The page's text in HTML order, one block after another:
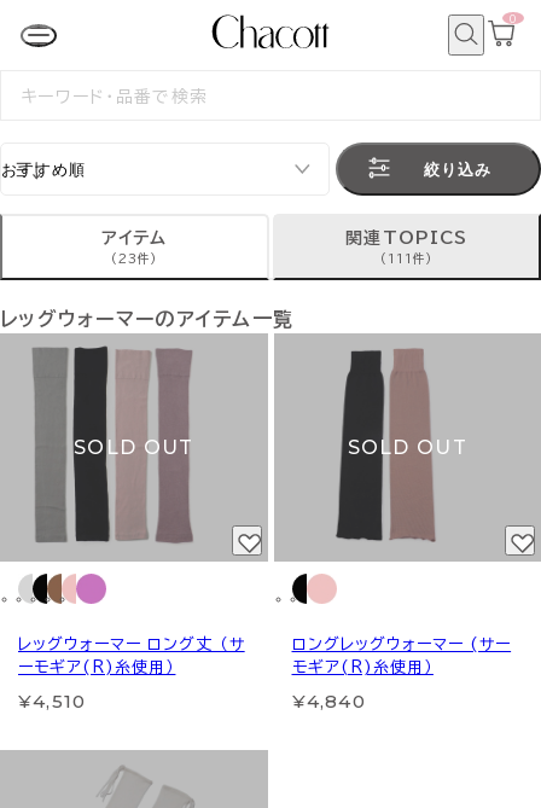
カ
0
検
絞り込み
アイテム
(23件)
関連TOPICS
(111件)
レッグウォーマーのアイテム一覧
SOLD OUT
レッグウォーマー ロング丈 （サ
ーモギア(R)糸使用）
¥4,510
SOLD OUT
ロングレッグウォーマー (サー
モギア(R)糸使用）
¥4,840